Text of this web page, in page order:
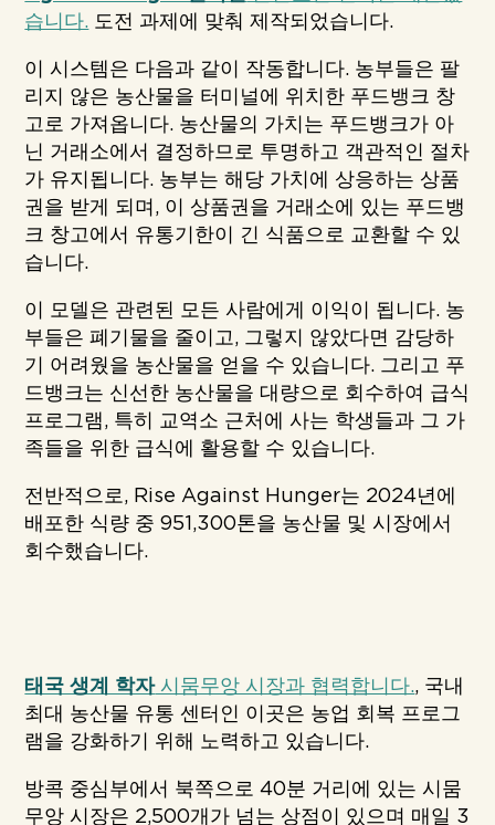
습니다. 도전 과제에 맞춰 제작되었습니다.
이 시스템은 다음과 같이 작동합니다. 농부들은 팔
리지 않은 농산물을 터미널에 위치한 푸드뱅크 창
고로 가져옵니다. 농산물의 가치는 푸드뱅크가 아
닌 거래소에서 결정하므로 투명하고 객관적인 절차
가 유지됩니다. 농부는 해당 가치에 상응하는 상품
권을 받게 되며, 이 상품권을 거래소에 있는 푸드뱅
크 창고에서 유통기한이 긴 식품으로 교환할 수 있
습니다.
이 모델은 관련된 모든 사람에게 이익이 됩니다. 농
부들은 폐기물을 줄이고, 그렇지 않았다면 감당하
기 어려웠을 농산물을 얻을 수 있습니다. 그리고 푸
드뱅크는 신선한 농산물을 대량으로 회수하여 급식
프로그램, 특히 교역소 근처에 사는 학생들과 그 가
족들을 위한 급식에 활용할 수 있습니다.
전반적으로, Rise Against Hunger는 2024년에
배포한 식량 중 951,300톤을 농산물 및 시장에서
회수했습니다.
태국 생계 학자시뭄무앙 시장과 협력합니다., 국내
최대 농산물 유통 센터인 이곳은 농업 회복 프로그
램을 강화하기 위해 노력하고 있습니다.
방콕 중심부에서 북쪽으로 40분 거리에 있는 시뭄
무앙 시장은 2,500개가 넘는 상점이 있으며 매일 3